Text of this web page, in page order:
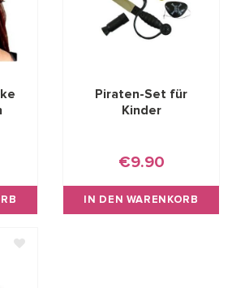
Piraten-Set für
Kinder
€9.90
IN DEN WARENKORB